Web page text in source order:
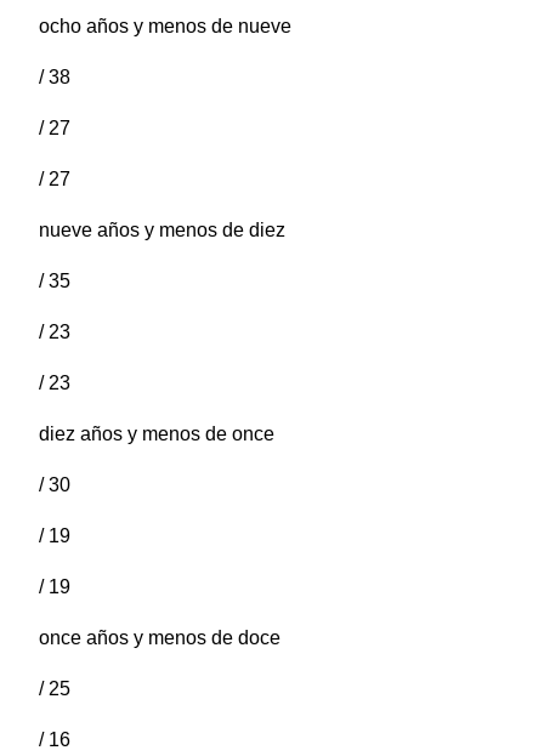
ocho años y menos de nueve
/ 38
/ 27
/ 27
nueve años y menos de diez
/ 35
/ 23
/ 23
diez años y menos de once
/ 30
/ 19
/ 19
once años y menos de doce
/ 25
/ 16